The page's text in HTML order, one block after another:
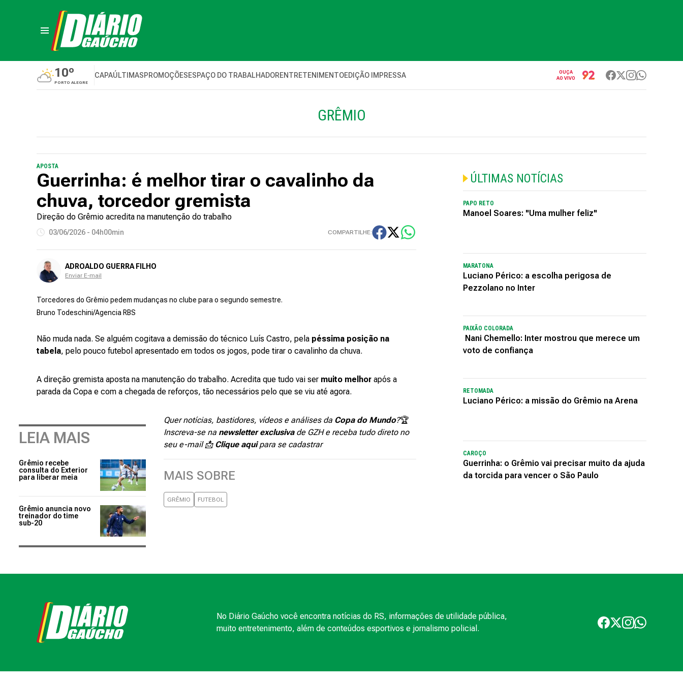
10º
PORTO ALEGRE
CAPAÚLTIMASPROMOÇÕESESPAÇO DO TRABALHADORENTRETENIMENTOEDIÇÃO IMPRESSA
OUÇA
AO VIVO
GRÊMIO
APOSTA
Guerrinha: é melhor tirar o cavalinho da
chuva, torcedor gremista
Direção do Grêmio acredita na manutenção do trabalho
03/06/2026 - 04h00min COMPARTILHE:
ADROALDO GUERRA FILHO
Enviar E-mail
Torcedores do Grêmio pedem mudanças no clube para o segundo semestre.
Bruno Todeschini/Agencia RBS
Não muda nada. Se alguém cogitava a demissão do técnico Luís Castro, pela péssima posição na
tabela, pelo pouco futebol apresentado em todos os jogos, pode tirar o cavalinho da chuva.
A direção gremista aposta na manutenção do trabalho. Acredita que tudo vai ser muito melhor após a
parada da Copa e com a chegada de reforços, tão necessários pelo que se viu até agora.
LEIA MAIS
Grêmio recebe
consulta do Exterior
para liberar meia
Grêmio anuncia novo
treinador do time
sub-20
Quer notícias, bastidores, vídeos e análises da Copa do Mundo?🏆
Inscreva-se na newsletter exclusivade GZH e receba tudo direto no
seu e-mail 📩 Clique aquipara se cadastrar
MAIS SOBRE
GRÊMIO FUTEBOL
ÚLTIMAS NOTÍCIAS
PAPO RETO
Manoel Soares: "Uma mulher feliz"
MARATONA
Luciano Périco: a escolha perigosa de
Pezzolano no Inter
PAIXÃO COLORADA
Nani Chemello: Inter mostrou que merece um
voto de confiança
RETOMADA
Luciano Périco: a missão do Grêmio na Arena
CAROÇO
Guerrinha: o Grêmio vai precisar muito da ajuda
da torcida para vencer o São Paulo
No Diário Gaúcho você encontra notícias do RS, informações de utilidade pública,
muito entretenimento, além de conteúdos esportivos e jornalismo policial.